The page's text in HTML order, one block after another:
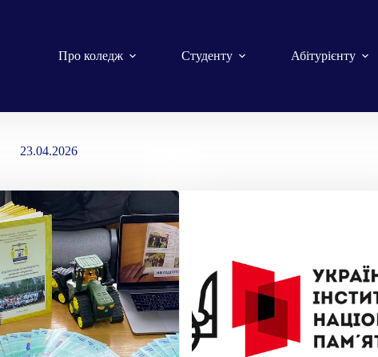
Про коледж Студенту Абітурієнту
23.04.2026